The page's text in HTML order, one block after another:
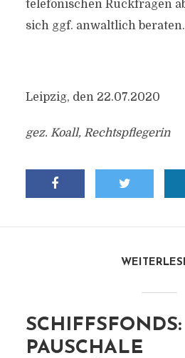
telefonischen Rückfragen
sich ggf. anwaltlich beraten.
Leipzig, den 22.07.2020
gez. Koall, Rechtspflegerin
PAUSCHALE